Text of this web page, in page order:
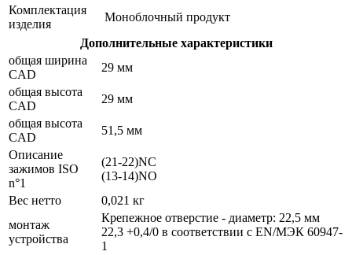
Комплектация
изделия
Моноблочный продукт
Дополнительные характеристики
общая ширина
CAD
29 мм
общая высота
CAD
29 мм
общая высота
CAD
51,5 мм
Описание
зажимов ISO
n°1
(21-22)NC
(13-14)NO
Вес нетто
0,021 кг
монтаж
устройства
Крепежное отверстие - диаметр: 22,5 мм
22,3 +0,4/0 в соответствии с EN/МЭК 60947-
1